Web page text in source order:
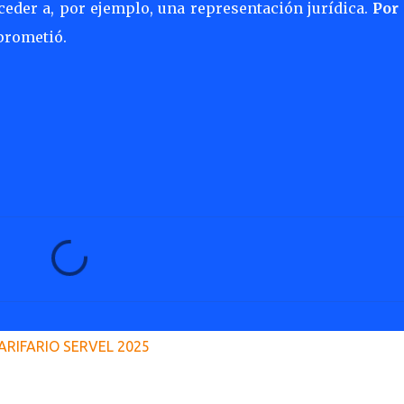
a, por ejemplo, una representación jurídica.
SERVEL 2025